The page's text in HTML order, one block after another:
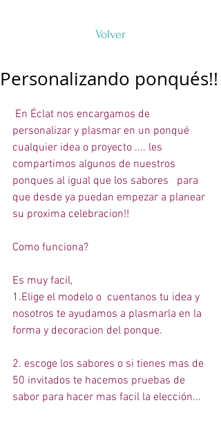
Volver
Personalizando ponqués!!
personalizar y plasmar en un ponqué
cualquier idea o proyecto .... les
compartimos algunos de nuestros
ponques al igual que los sabores   para
que desde ya puedan empezar a planear
su proxima celebracion!!
Como funciona?
Es muy facil,
1.Elige el modelo o  cuentanos tu idea y
nosotros te ayudamos a plasmarla en la
forma y decoracion del ponque.
2. escoge los sabores o si tienes mas de
50 invitados te hacemos pruebas de
sabor para hacer mas facil la elección...